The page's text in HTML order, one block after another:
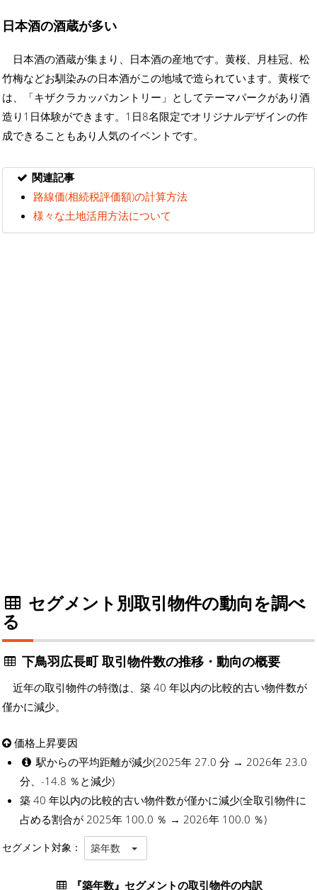
日本酒の酒蔵が多い
日本酒の酒蔵が集まり、日本酒の産地です。黄桜、月桂冠、松
竹梅などお馴染みの日本酒がこの地域で造られています。黄桜で
は、「キザクラカッパカントリー」としてテーマパークがあり酒
造り1日体験ができます。1日8名限定でオリジナルデザインの作
成できることもあり人気のイベントです。
関連記事
路線価(相続税評価額)の計算方法
様々な土地活用方法について
セグメント別取引物件の動向を調べ
る
下鳥羽広長町 取引物件数の推移・動向の概要
近年の取引物件の特徴は、築 40 年以内の比較的古い物件数が
僅かに減少。
価格上昇要因
駅からの平均距離が減少(2025年 27.0 分 → 2026年 23.0
分、-14.8 ％と減少)
築 40 年以内の比較的古い物件数が僅かに減少(全取引物件に
占める割合が 2025年 100.0 ％ → 2026年 100.0 ％)
セグメント対象： 築年数
『築年数』セグメントの取引物件の内訳